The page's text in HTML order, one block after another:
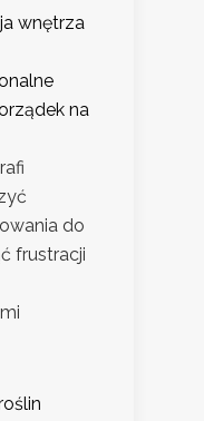
wnętrza
na
do
frustracji